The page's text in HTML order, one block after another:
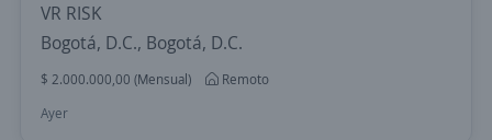
VR RISK
Bogotá, D.C., Bogotá, D.C.
$ 2.000.000,00 (Mensual)
Remoto
Ayer